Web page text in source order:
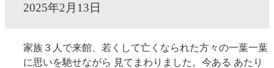
2025年2月13日
家族３人で来館、若くして亡くなられた方々の一葉一葉
に思いを馳せながら 見てまわりました。今ある あたり